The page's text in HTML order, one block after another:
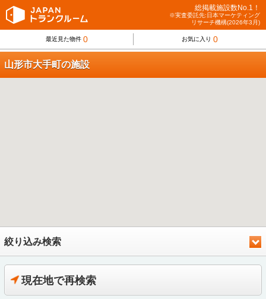
総掲載施設数No.1！
※実査委託先:日本マーケティング
リサーチ機構(2026年3月)
最近見た物件 0 お気に入り 0
山形市大手町の施設
絞り込み検索
現在地で再検索